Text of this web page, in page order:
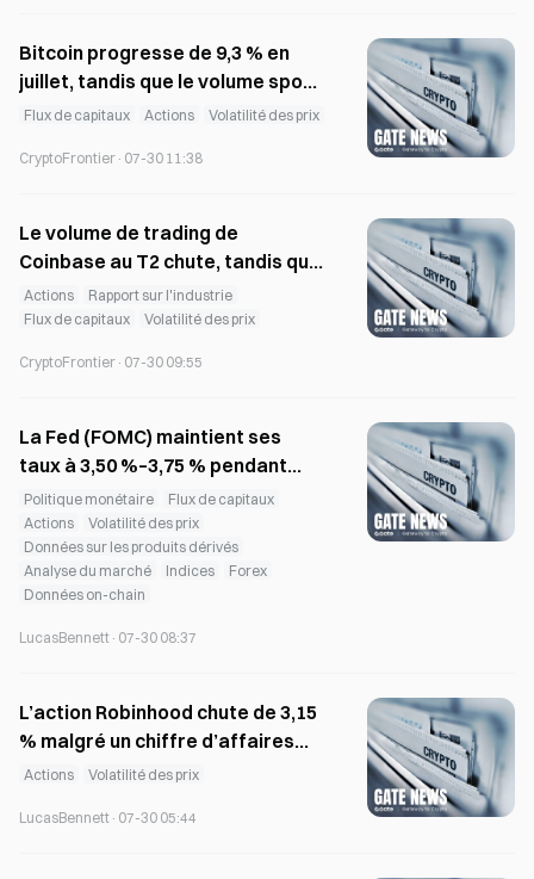
Bitcoin progresse de 9,3 % en
juillet, tandis que le volume spot
atteint son plus bas niveau
Flux de capitaux Actions Volatilité des prix
CryptoFrontier · 07-30 11:38
Le volume de trading de
Coinbase au T2 chute, tandis que
les analystes révisent à la baisse
leurs prévisions de résultats
Actions
Rapport sur l'industrie
Flux de capitaux
Volatilité des prix
CryptoFrontier · 07-30 09:55
La Fed (FOMC) maintient ses
taux à 3,50 %–3,75 % pendant
que les ETF Bitcoin enregistrent
32,1 millions de dollars d’entrées
Politique monétaire
Flux de capitaux
Actions
Volatilité des prix
Données sur les produits dérivés
Analyse du marché
Indices
Forex
Données on-chain
LucasBennett · 07-30 08:37
L’action Robinhood chute de 3,15
% malgré un chiffre d’affaires
record au T2 et la croissance des
Actions Volatilité des prix
LucasBennett · 07-30 05:44